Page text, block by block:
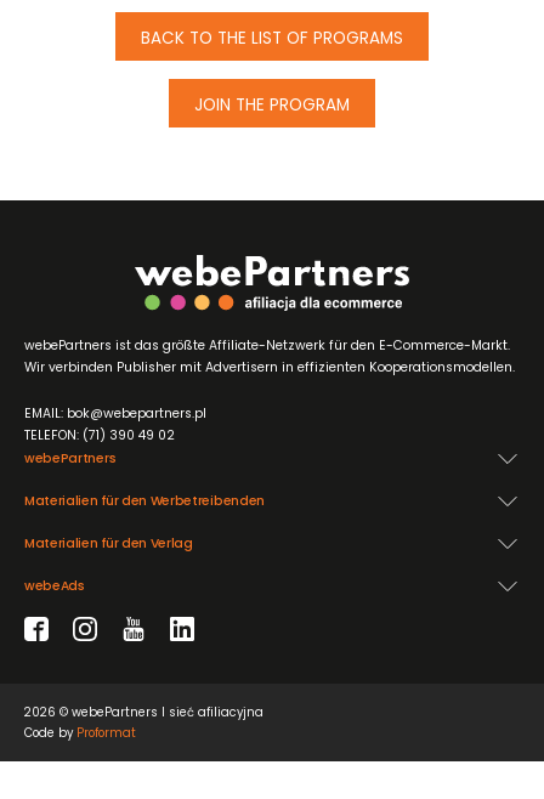
BACK TO THE LIST OF PROGRAMS
JOIN THE PROGRAM
webePartners
Materialien für den Werbetreibenden
Materialien für den Verlag
webeAds
webePartners ist das größte Affiliate-Netzwerk für den E-Commerce-Markt.
Wir verbinden Publisher mit Advertisern in effizienten Kooperationsmodellen.
EMAIL: bok@webepartners.pl
TELEFON: (71) 390 49 02
2026 © webePartners I sieć afiliacyjna
Code by Proformat